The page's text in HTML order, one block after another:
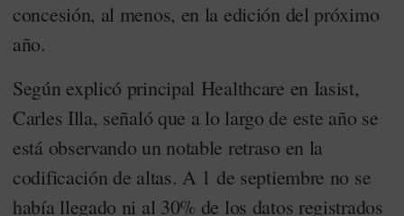
concesión, al menos, en la edición del próximo
año.
Según explicó principal Healthcare en Iasist,
Carles Illa, señaló que a lo largo de este año se
está observando un notable retraso en la
codificación de altas. A 1 de septiembre no se
había llegado ni al 30% de los datos registrados